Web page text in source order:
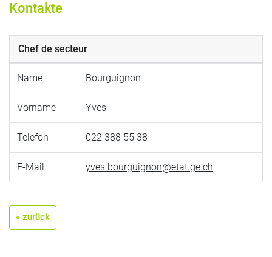
Kontakte
Chef de secteur
Name Bourguignon
Vorname Yves
Telefon 022 388 55 38
E-Mail yves.bourguignon@etat.ge.ch
« zurück